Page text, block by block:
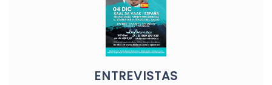
ENTREVISTAS